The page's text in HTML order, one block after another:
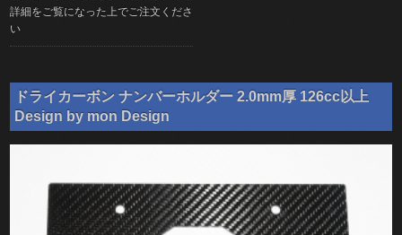
詳細をご覧になった上でご注文くださ
い
ドライカーボン ナンバーホルダー 2.0mm厚 126cc以上
Design by mon Design